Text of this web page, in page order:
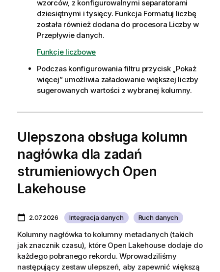
wzorców, z konfigurowalnymi separatorami
dziesiętnymi i tysięcy. Funkcja Formatuj liczbę
została również dodana do procesora Liczby w
Przepływie danych.
Funkcje liczbowe
Podczas konfigurowania filtru przycisk „Pokaż
więcej” umożliwia załadowanie większej liczby
sugerowanych wartości z wybranej kolumny.
Ulepszona obsługa kolumn
nagłówka dla zadań
strumieniowych Open
Lakehouse
2.07.2026 Integracja danych Ruch danych
Kolumny nagłówka to kolumny metadanych (takich
jak znacznik czasu), które Open Lakehouse dodaje do
każdego pobranego rekordu. Wprowadziliśmy
następujący zestaw ulepszeń, aby zapewnić większą